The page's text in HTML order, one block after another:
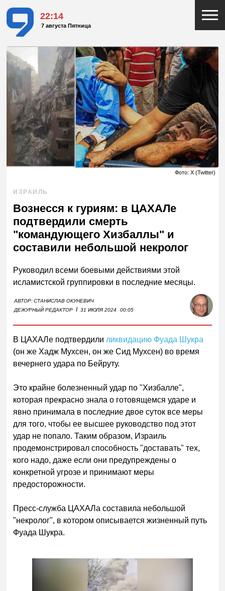
22:14
7 августа Пятница
Фото: X (Twitter)
ИЗРАИЛЬ
Вознесся к гуриям: в ЦАХАЛе
подтвердили смерть
"командующего Хизбаллы" и
составили небольшой некролог
Руководил всеми боевыми действиями этой
исламистской группировки в последние месяцы.
АВТОР:СТАНИСЛАВ ОКУНЕВИЧ
ДЕЖУРНЫЙ РЕДАКТОР I 31 ИЮЛЯ 2024 00:05
В ЦАХАЛе подтвердили ликвидацию Фуада Шукра
(он же Хадж Мухсен, он же Сид Мухсен) во время
вечернего удара по Бейруту.
Это крайне болезненный удар по "Хизбалле",
которая прекрасно знала о готовящемся ударе и
явно принимала в последние двое суток все меры
для того, чтобы ее высшее руководство под этот
удар не попало. Таким образом, Израиль
продемонстрировал способность "доставать" тех,
кого надо, даже если они предупреждены о
конкретной угрозе и принимают меры
предосторожности.
Пресс-служба ЦАХАЛа составила небольшой
"некролог", в котором описывается жизненный путь
Фуада Шукра.